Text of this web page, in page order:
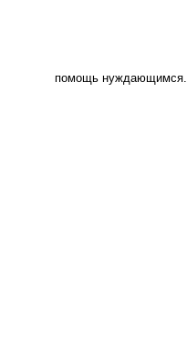
помощь нуждающимся.